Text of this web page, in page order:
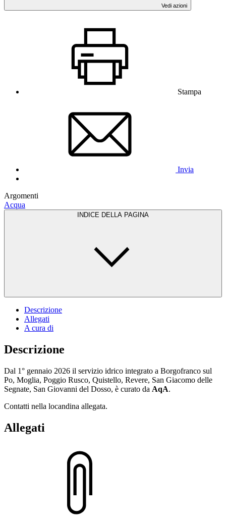
Vedi azioni
Stampa
Invia
Argomenti
Acqua
INDICE DELLA PAGINA
Descrizione
Allegati
A cura di
Descrizione
Dal 1° gennaio 2026 il servizio idrico integrato a Borgofranco sul
Po, Moglia, Poggio Rusco, Quistello, Revere, San Giacomo delle
Segnate, San Giovanni del Dosso, è curato da AqA.
Contatti nella locandina allegata.
Allegati